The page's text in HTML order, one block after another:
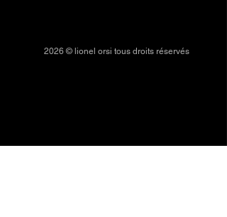
2026 © lionel orsi tous droits réservés